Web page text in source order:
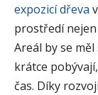
expozicí dřeva
prostředí
Areál by se
krátce
čas. Díky